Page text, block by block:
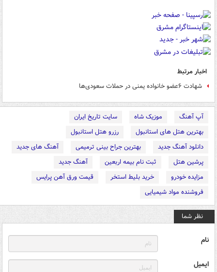
اخبار مرتبط
شهادت ۶عضو خانواده یمنی در حملات سعودی‌ها
آپ آهنگ موزیک شاه
سایت تاریخ ایران
بهترین هتل های استانبول
رزرو هتل استانبول
دانلود آهنگ جدید
بهترین جراح بینی ترمیمی
آهنگ های جدید
پرشین هتل
ثبت نام بیمه اربعین
آهنگ جدید
مزایده خودرو
خرید بلیط استخر
قیمت ورق آهن پرایس
فروشنده مواد شیمیایی
نظر شما
نام
ایمیل